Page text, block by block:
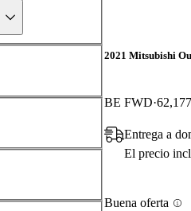
2021 Mitsubishi
BE FWD
Entrega a
El precio
Buena oferta